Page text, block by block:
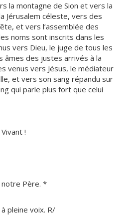
la montagne de Sion et vers la
Jérusalem céleste, vers des
et vers l’assemblée des
noms sont inscrits dans les
vers Dieu, le juge de tous les
âmes des justes arrivés à la
venus vers Jésus, le médiateur
et vers son sang répandu sur
qui parle plus fort que celui
!
Père. *
pleine voix. R/